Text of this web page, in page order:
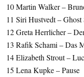
10 Martin Walker –
11 Siri Hustvedt – Ghost
12 Greta Herrlicher –
13 Rafik Schami – Das
14 Elizabeth Strout –
15 Lena Kupke – Pause